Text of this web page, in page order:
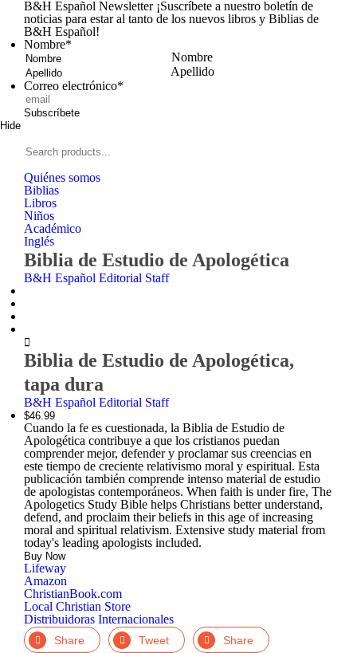
B&H Español Newsletter ¡Suscríbete a nuestro boletín de
noticias para estar al tanto de los nuevos libros y Biblias de
B&H Español!
Nombre*
Nombre
Apellido
Correo electrónico*
Subscríbete
Hide
Español
Quiénes somos
Biblias
Libros
Niños
Académico
Inglés
Biblia de Estudio de Apologética
B&H Español Editorial Staff
Zoom
In
Biblia de Estudio de Apologética,
tapa dura
B&H Español Editorial Staff
$46.99
Cuando la fe es cuestionada, la Biblia de Estudio de
Apologética contribuye a que los cristianos puedan
comprender mejor, defender y proclamar sus creencias en
este tiempo de creciente relativismo moral y espiritual. Esta
publicación también comprende intenso material de estudio
de apologistas contemporáneos. When faith is under fire, The
Apologetics Study Bible helps Christians better understand,
defend, and proclaim their beliefs in this age of increasing
moral and spiritual relativism. Extensive study material from
today's leading apologists included.
Buy Now
Lifeway
Amazon
ChristianBook.com
Local Christian Store
Distribuidoras Internacionales
Facebook Twitter LinkedIn